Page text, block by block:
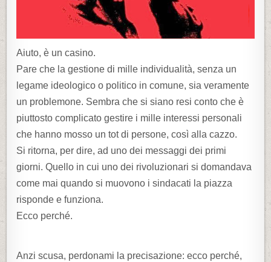
Aiuto, è un casino.
Pare che la gestione di mille individualità, senza un
legame ideologico o politico in comune, sia veramente
un problemone. Sembra che si siano resi conto che è
piuttosto complicato gestire i mille interessi personali
che hanno mosso un tot di persone, così alla cazzo.
Si ritorna, per dire, ad uno dei messaggi dei primi
giorni. Quello in cui uno dei rivoluzionari si domandava
come mai quando si muovono i sindacati la piazza
risponde e funziona.
Ecco perché.
Anzi scusa, perdonami la precisazione: ecco perché,